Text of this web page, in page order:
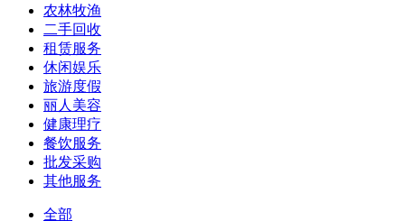
农林牧渔
二手回收
租赁服务
休闲娱乐
旅游度假
丽人美容
健康理疗
餐饮服务
批发采购
其他服务
全部